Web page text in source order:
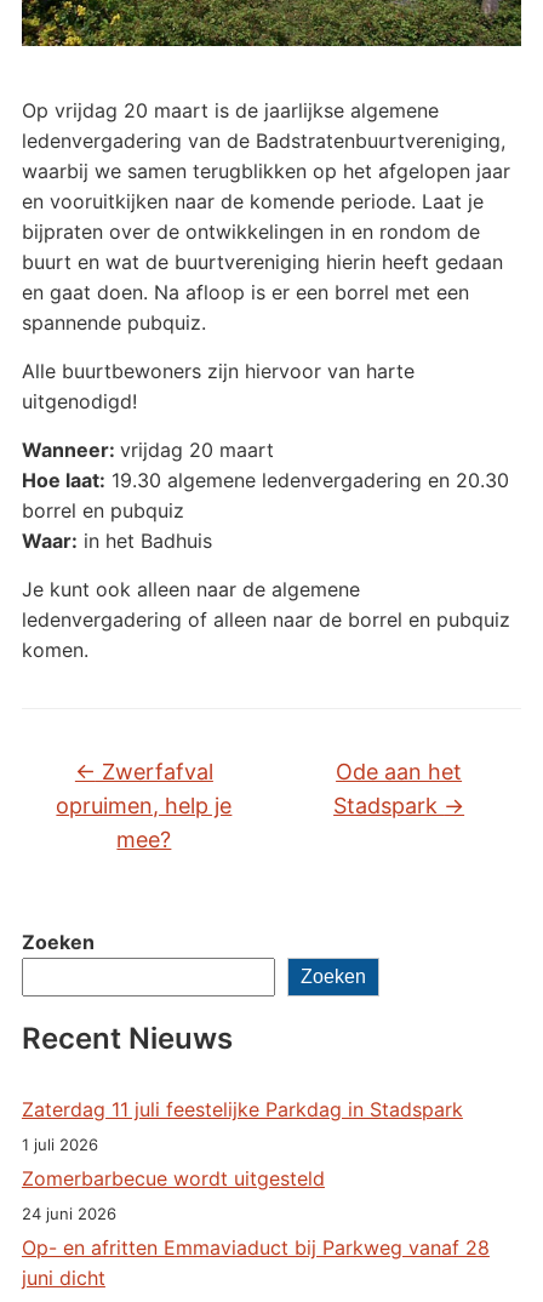
Zoeken
Zoeken
Recent Nieuws
Zaterdag 11 juli feestelijke Parkdag in Stadspark
1 juli 2026
Zomerbarbecue wordt uitgesteld
24 juni 2026
Op- en afritten Emmaviaduct bij Parkweg vanaf 28
juni dicht
Op vrijdag 20 maart is de jaarlijkse algemene
ledenvergadering van de Badstratenbuurtvereniging,
waarbij we samen terugblikken op het afgelopen jaar
en vooruitkijken naar de komende periode. Laat je
bijpraten over de ontwikkelingen in en rondom de
buurt en wat de buurtvereniging hierin heeft gedaan
en gaat doen. Na afloop is er een borrel met een
spannende pubquiz.
Alle buurtbewoners zijn hiervoor van harte
uitgenodigd!
Wanneer: vrijdag 20 maart
Hoe laat: 19.30 algemene ledenvergadering en 20.30
borrel en pubquiz
Waar: in het Badhuis
Je kunt ook alleen naar de algemene
ledenvergadering of alleen naar de borrel en pubquiz
komen.
← Zwerfafval
opruimen, help je
mee?
Ode aan het
Stadspark →